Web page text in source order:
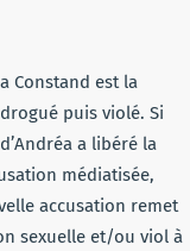
Constand est la
puis violé. Si
a libéré la
médiatisée,
accusation remet
sexuelle et/ou viol à